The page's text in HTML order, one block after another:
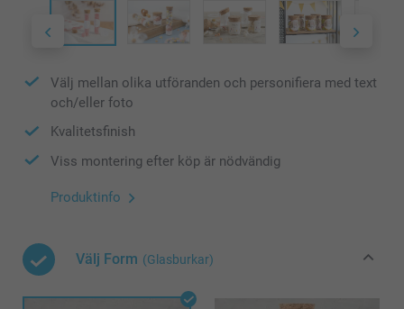
Välj mellan olika utföranden och personifiera med text
och/eller foto
Kvalitetsfinish
Viss montering efter köp är nödvändig
Produktinfo
Välj Form (Glasburkar)